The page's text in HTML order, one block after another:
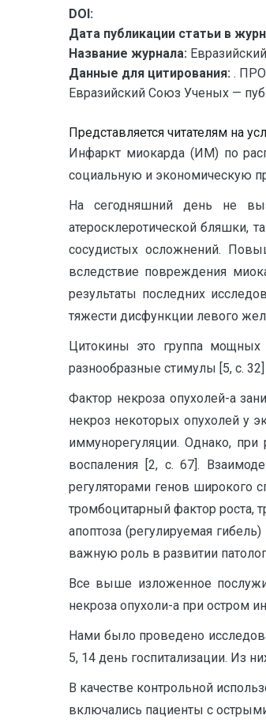
DOI:
Дата публикации статьи в
Название журнала:
Данные для цитирования: .
Евразийский Союз Ученых —
Представляется читателям на
Инфаркт миокарда (ИМ) по
социальную и экономическую
На сегодняшний день не
атеросклеротической бляшки,
сосудистых осложнений.
вследствие повреждения
результаты последних
тяжести дисфункции левого
Цитокины это группа мощных
разнообразные стимулы [5, с. 32]
Фактор некроза опухолей-а
некроз некоторых опухолей у
иммунорегуляции. Однако, при
воспаления [2, с. 67].
регуляторами генов широкого
тромбоцитарный фактор роста,
апоптоза (регулируемая
важную роль в развитии
Все выше изложенное
некроза опухоли-а при остром
Нами было проведено
5, 14 день госпитализации. Из
В качестве контрольной
включались пациенты с